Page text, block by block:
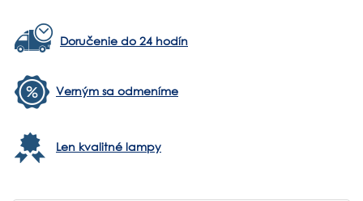
Doručenie do 24 hodín
Verným sa odmeníme
Len kvalitné lampy